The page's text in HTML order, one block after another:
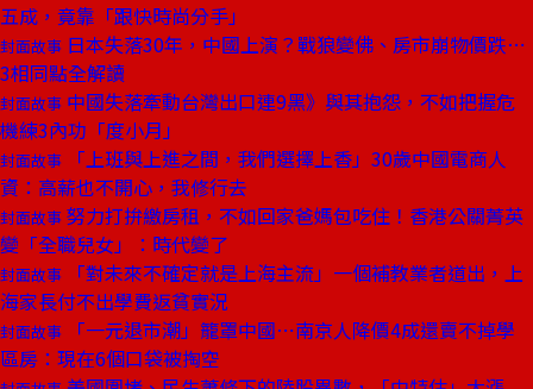
五成，竟靠「跟快時尚分手」
封面故事 日本失落30年，中國上演？戰狼變佛、房市崩物價跌⋯
3相同點全解讀
封面故事 中國失落牽動台灣出口連9黑》與其抱怨，不如把握危
機練3內功「度小月」
封面故事
「上班與上進之間，我們選擇上香」30歲中國電商人
資：高薪也不開心，我修行去
封面故事 努力打拚繳房租，不如回家爸媽包吃住！香港公關菁英
變「全職兒女」：時代變了
封面故事
「對未來不確定就是上海主流」一個補教業者道出，上
海家長付不出學費返貧實況
封面故事
「一元退市潮」籠罩中國⋯南京人降價4成還賣不掉學
區房：現在6個口袋被掏空